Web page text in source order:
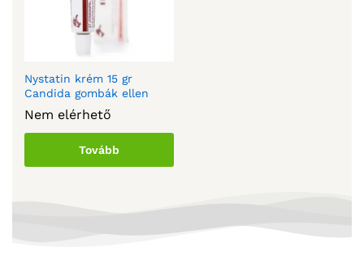
Nystatin krém 15 gr
Candida gombák ellen
Nem elérhető
Tovább